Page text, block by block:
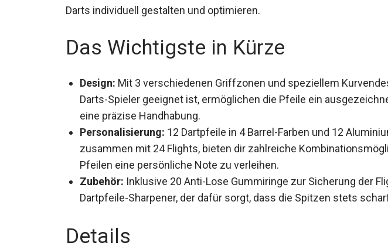
deine Darts individuell gestalten und optimieren.
Das Wichtigste in Kürze
Design: Mit 3 verschiedenen Griffzonen und speziellem
Darts-Spieler geeignet ist, ermöglichen die Pfeile ein
eine präzise Handhabung.
Personalisierung: 12 Dartpfeile in 4 Barrel-Farben und 12
zusammen mit 24 Flights, bieten dir zahlreiche
Pfeilen eine persönliche Note zu verleihen.
Zubehör: Inklusive 20 Anti-Lose Gummiringe zur Sicherung der
Dartpfeile-Sharpener, der dafür sorgt, dass die Spitzen stets
Details